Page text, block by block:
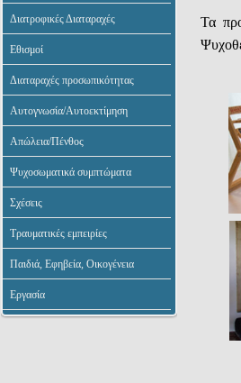
Διατροφικές Διαταραχές
Εθισμοί
Διαταραχές προσωπικότητας
Αυτογνωσία/Αυτοεκτίμηση
Απώλεια/Πένθος
Ψυχοσωματικά συμπτώματα
Σχέσεις
Τραυματικές εμπειρίες
Παιδιά, Εφηβεία, Οικογένεια
Εργασία
Τα